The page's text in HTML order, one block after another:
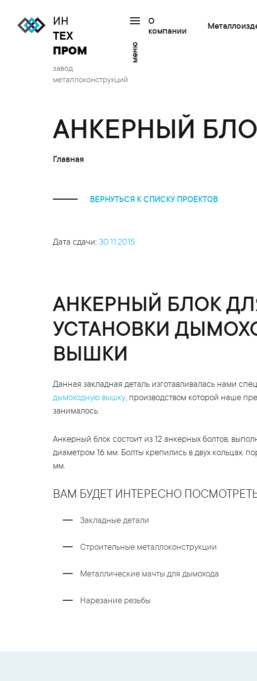
ИН
ТЕХ
ПРОМ
завод
металлоконструкций
меню
О
компании
АНКЕРНЫЙ
Главная
ВЕРНУТЬСЯ К СПИСКУ ПРОЕКТОВ
Дата сдачи: 30.11.2015
АНКЕРНЫЙ БЛОК
УСТАНОВКИ
ВЫШКИ
Данная закладная деталь изготавливалась нами
дымоходную вышку, производством которой наше
занималось.
Анкерный блок состоит из 12 анкерных болтов,
диаметром 16 мм. Болты крепились в двух кольцах,
мм.
ВАМ БУДЕТ ИНТЕРЕСНО
Закладные детали
Строительные металлоконструкции
Металлические мачты для дымохода
Нарезание резьбы